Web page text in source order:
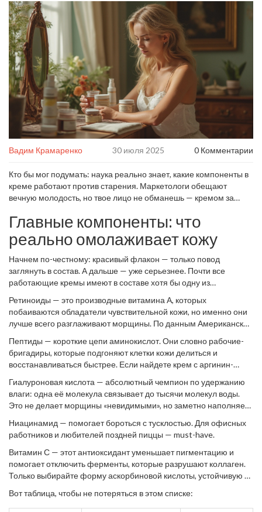
Вадим Крамаренко 30 июля 2025 0 Комментарии
Кто бы мог подумать: наука реально знает, какие компоненты в
креме работают против старения. Маркетологи обещают
вечную молодость, но твое лицо не обманешь — кремом за
пять лет с паспорта, если в составе нет того, что проверили на
«anti-age», автоматически замедляет старение. Дело вовсе не
только в цене и известном бренде, а в конкретных веществах и
том, как они «слышат» кожу.
Главные компоненты: что
реально омолаживает кожу
Начнем по-честному: красивый флакон — только повод
заглянуть в состав. А дальше — уже серьезнее. Почти все
работающие кремы имеют в составе хотя бы одну из
Ретиноиды — это производные витамина А, которых
побаиваются обладатели чувствительной кожи, но именно они
лучше всего разглаживают морщины. По данным Американской
коллагена и ускоряет обновление клеток.
Пептиды — короткие цепи аминокислот. Они словно рабочие-
бригадиры, которые подгоняют клетки кожи делиться и
восстанавливаться быстрее. Если найдете крем с аргинин-
Гиалуроновая кислота — абсолютный чемпион по удержанию
влаги: одна её молекула связывает до тысячи молекул воды.
Это не делает морщины «невидимыми», но заметно наполняет
недель.
Ниацинамид — помогает бороться с тусклостью. Для офисных
работников и любителей поздней пиццы — must-have.
Витамин С — этот антиоксидант уменьшает пигментацию и
помогает отключить ферменты, которые разрушают коллаген.
Только выбирайте форму аскорбиновой кислоты, устойчивую к
Вот таблица, чтобы не потеряться в этом списке: